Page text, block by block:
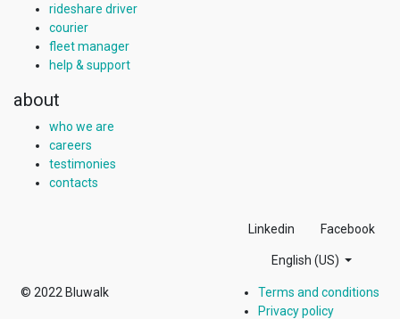
rideshare driver
courier
fleet manager
help & support
about
who we are
careers
testimonies
contacts
Linkedin Facebook
English (US)
© 2022 Bluwalk
Terms and conditions
Privacy policy